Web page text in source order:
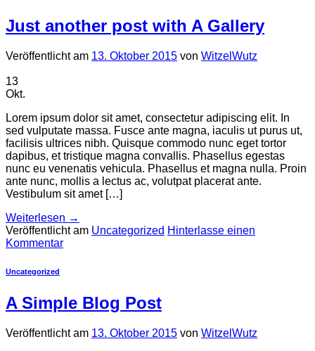
Just another post with A Gallery
Veröffentlicht am 13. Oktober 2015 von WitzelWutz
13
Okt.
Lorem ipsum dolor sit amet, consectetur adipiscing elit. In
sed vulputate massa. Fusce ante magna, iaculis ut purus ut,
facilisis ultrices nibh. Quisque commodo nunc eget tortor
dapibus, et tristique magna convallis. Phasellus egestas
nunc eu venenatis vehicula. Phasellus et magna nulla. Proin
ante nunc, mollis a lectus ac, volutpat placerat ante.
Vestibulum sit amet […]
Weiterlesen →
Veröffentlicht am Uncategorized Hinterlasse einen
Kommentar
Uncategorized
A Simple Blog Post
Veröffentlicht am 13. Oktober 2015 von WitzelWutz